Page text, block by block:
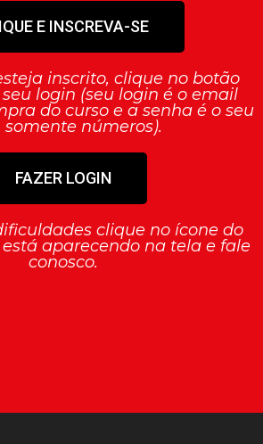
E INSCREVA-SE
inscrito, clique no botão
login (seu login é o email
do curso e a senha é o seu
somente números).
FAZER LOGIN
clique no ícone do
aparecendo na tela e fale
conosco.